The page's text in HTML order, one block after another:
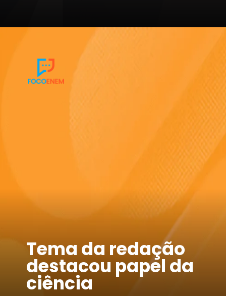
Tema da redação
destacou papel da
ciência